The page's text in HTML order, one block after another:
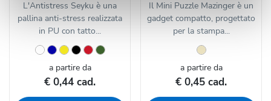
L'Antistress Seyku è una
pallina anti-stress realizzata
in PU con tatto...
a partire da
€ 0,44 cad.
Il Mini Puzzle Mazinger è un
gadget compatto, progettato
per la stampa...
a partire da
€ 0,45 cad.